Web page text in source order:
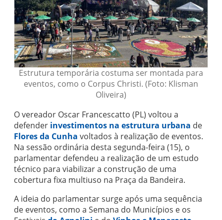
Estrutura temporária costuma ser montada para
eventos, como o Corpus Christi. (Foto: Klisman
Oliveira)
O vereador Oscar Francescatto (PL) voltou a
defender investimentos na estrutura urbana de
Flores da Cunha voltados à realização de eventos.
Na sessão ordinária desta segunda-feira (15), o
parlamentar defendeu a realização de um estudo
técnico para viabilizar a construção de uma
cobertura fixa multiuso na Praça da Bandeira.
A ideia do parlamentar surge após uma sequência
de eventos, como a Semana do Municípios e os